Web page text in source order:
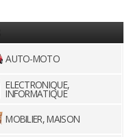
AUTO-MOTO
ELECTRONIQUE,
INFORMATIQUE
MOBILIER, MAISON